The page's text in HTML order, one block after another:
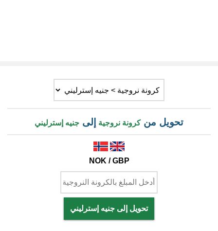
تحويل منكرونة نروجية إلى جنيه إسترليني
NOK / GBP
تحويل إلى جنيه إسترليني